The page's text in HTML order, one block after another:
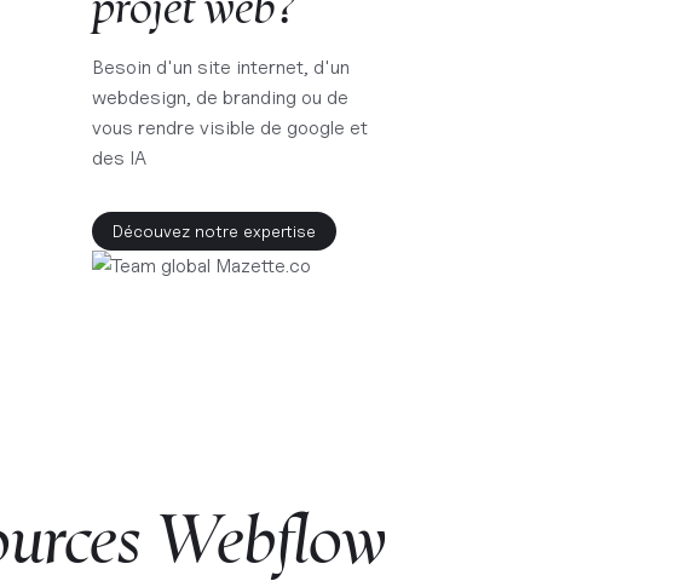
Besoin d'un site internet, d'un
webdesign, de branding ou de
vous rendre visible de google et
des IA
Découvez notre expertise
Webflow